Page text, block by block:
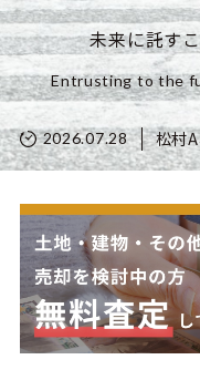
未来に託す
Entrusting to the
2026.07.28 松村